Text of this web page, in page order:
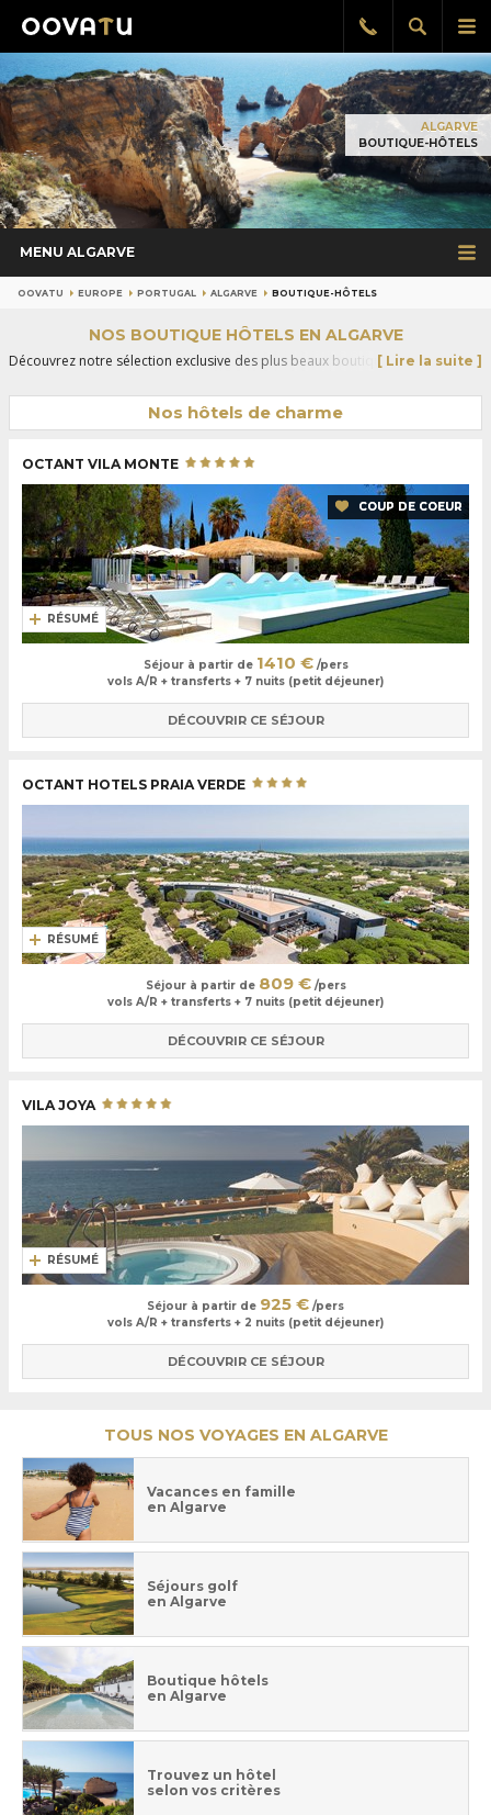
le
Afficher
la
Rappel
gratuit
ALGARVE
BOUTIQUE-HÔTELS
MENU ALGARVE
OOVATU EUROPE PORTUGAL ALGARVE BOUTIQUE-HÔTELS
NOS BOUTIQUE HÔTELS EN ALGARVE
Découvrez notre sélection exclusive des plus beaux boutique hôtels[ Lire la suite ]
Nos hôtels de charme
OCTANT VILA MONTE
COUP DE COEUR
RÉSUMÉ
Séjour à partir de 1410 €/pers
vols A/R + transferts + 7 nuits (petit déjeuner)
DÉCOUVRIR CE SÉJOUR
OCTANT HOTELS PRAIA VERDE
RÉSUMÉ
Séjour à partir de 809 €/pers
vols A/R + transferts + 7 nuits (petit déjeuner)
DÉCOUVRIR CE SÉJOUR
VILA JOYA
RÉSUMÉ
Séjour à partir de 925 € /pers
vols A/R + transferts + 2 nuits (petit déjeuner)
DÉCOUVRIR CE SÉJOUR
TOUS NOS VOYAGES EN ALGARVE
Vacances en famille
en Algarve
Séjours golf
en Algarve
Boutique hôtels
en Algarve
Trouvez un hôtel
selon vos critères